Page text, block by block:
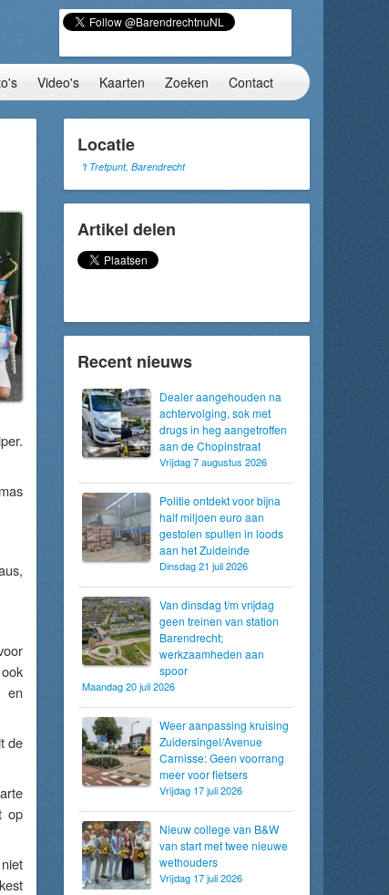
Video's Kaarten Zoeken Contact
en
de
op
Locatie
't Trefpunt, Barendrecht
Artikel delen
Recent nieuws
Dealer aangehouden na
achtervolging, sok met
drugs in heg aangetroffen
aan de Chopinstraat
Vrijdag 7 augustus 2026
Politie ontdekt voor bijna
half miljoen euro aan
gestolen spullen in loods
aan het Zuideinde
Dinsdag 21 juli 2026
Van dinsdag t/m vrijdag
geen treinen van station
Barendrecht;
werkzaamheden aan
spoor
Maandag 20 juli 2026
Weer aanpassing kruising
Zuidersingel/Avenue
Carnisse: Geen voorrang
meer voor fietsers
Vrijdag 17 juli 2026
Nieuw college van B&W
van start met twee nieuwe
wethouders
Vrijdag 17 juli 2026